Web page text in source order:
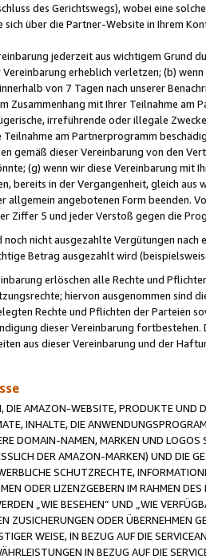
des Gerichtswegs), wobei eine
sich über die Partner-Website in Ihrem
jederzeit aus wichtigem Grund
Vereinbarung erheblich verletzen; (b)
von 7 Tagen nach unserer
Zusammenhang mit Ihrer Teilnahme am
irreführende oder illegale
Teilnahme am Partnerprogramm
gemäß dieser Vereinbarung von den
(g) wenn wir diese Vereinbarung mit
bereits in der Vergangenheit, gleich
allgemein angebotenen Form beenden.
Ziffer 5 und jeder Verstoß gegen die
nicht ausgezahlte Vergütungen
Betrag ausgezahlt wird
erlöschen alle Rechte und
hiervon ausgenommen sind
Rechte und Pflichten der Parteien
dieser Vereinbarung
aus dieser Vereinbarung und der
DIE AMAZON-WEBSITE, PRODUKTE UND
INHALTE, DIE
DOMAIN-NAMEN, MARKEN UND
DER AMAZON-MARKEN) UND DIE
SCHUTZRECHTE,
ODER LIZENZGEBERN IM RAHMEN
„WIE BESEHEN“ UND „WIE
ZUSICHERUNGEN ODER ÜBERNEHMEN
WEISE, IN BEZUG AUF DIE
IN BEZUG AUF DIE